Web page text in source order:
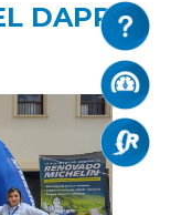
DAPRE